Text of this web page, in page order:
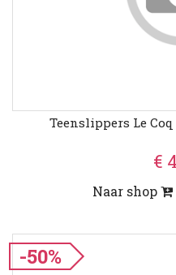
Teenslippers Le
€
Naar shop
-50%